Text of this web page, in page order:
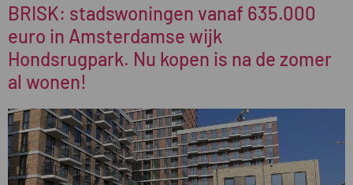
BRISK: stadswoningen vanaf 635.000
euro in Amsterdamse wijk
Hondsrugpark. Nu kopen is na de zomer
al wonen!